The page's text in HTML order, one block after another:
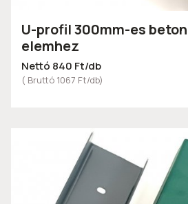
U-profil 300mm-es
elemhez
Nettó 840 Ft/db
( Bruttó 1067 Ft/db)